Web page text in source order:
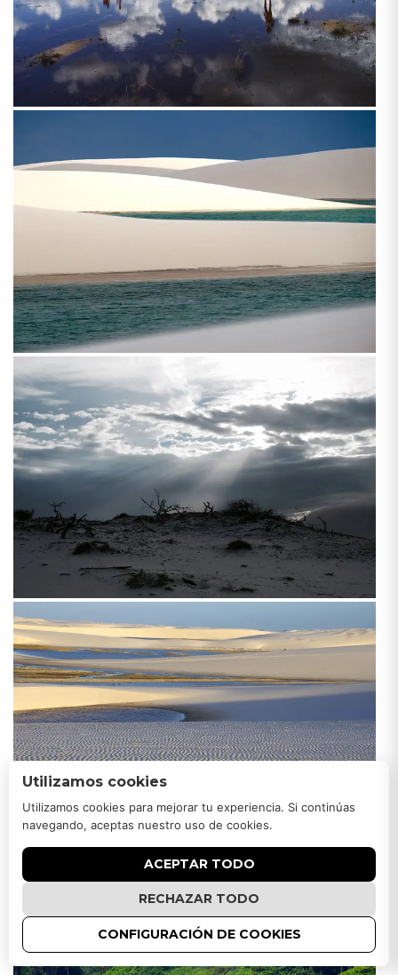
Utilizamos cookies
Utilizamos cookies para mejorar tu experiencia. Si continúas
navegando, aceptas nuestro uso de cookies.
ACEPTAR TODO
RECHAZAR TODO
CONFIGURACIÓN DE COOKIES